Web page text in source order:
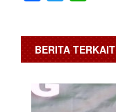
BERITA TERKAIT